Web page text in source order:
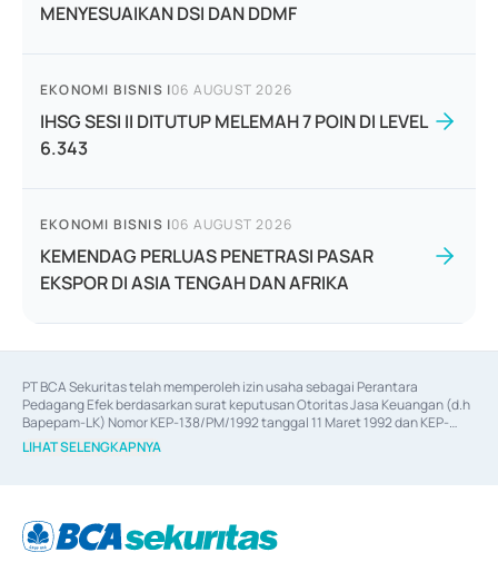
MENYESUAIKAN DSI DAN DDMF
EKONOMI BISNIS |06 AUGUST 2026
IHSG SESI II DITUTUP MELEMAH 7 POIN DI LEVEL
6.343
EKONOMI BISNIS |06 AUGUST 2026
KEMENDAG PERLUAS PENETRASI PASAR
EKSPOR DI ASIA TENGAH DAN AFRIKA
PT BCA Sekuritas telah memperoleh izin usaha sebagai Perantara
Pedagang Efek berdasarkan surat keputusan Otoritas Jasa Keuangan (d.h
Bapepam-LK) Nomor KEP-138/PM/1992 tanggal 11 Maret 1992 dan KEP-
06/D.04/2014 tanggal 28 Februari 2014, izin usaha sebagai Penjamin Emisi
Efek berdasarkan surat keputusan Otoritas Jasa Keuangan Nomor KEP-
berdasarkan surat keputusan Otoritas Jasa Keuangan Nomor S-
67/PM.21/2017 tanggal 3 Februari 2017, dan beberapa izin usaha lainnya
LIHAT SELENGKAPNYA